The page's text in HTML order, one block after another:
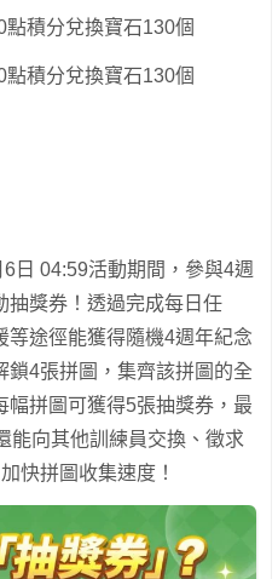
點積分兌換寶石130個
點積分兌換寶石130個
日 04:59活動期間，參與4週
抽獎券！透過完成每日任
等途徑能獲得隨機4週年紀念
鎖4張拼圖，集齊該拼圖的全
幅拼圖可獲得5張抽獎券，最
能向其他訓練員交換、徵求
快拼圖收集速度！